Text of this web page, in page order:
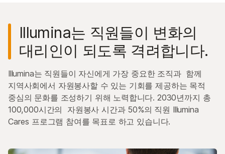
Illumina는 직원들이 변화의
대리인이 되도록 격려합니다.
Illumina는 직원들이 자신에게 가장 중요한 조직과 함께
지역사회에서 자원봉사할 수 있는 기회를 제공하는 목적
중심의 문화를 조성하기 위해 노력합니다. 2030년까지 총
100,000시간의 자원봉사 시간과 50%의 직원 Illumina
Cares 프로그램 참여를 목표로 하고 있습니다.